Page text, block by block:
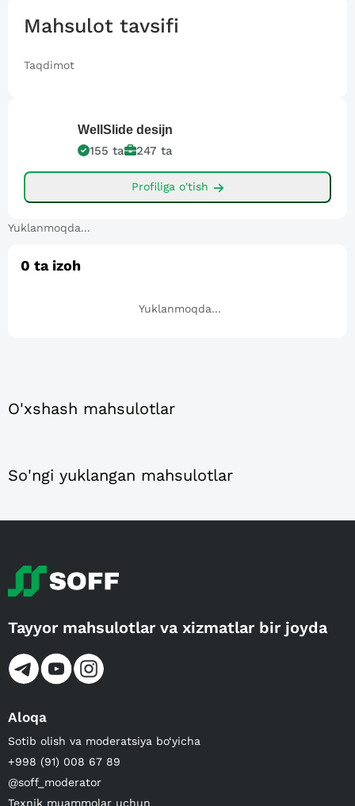
Mahsulot tavsifi
Taqdimot
WellSlide desijn
155 ta 247 ta
Profiliga o'tish
Yuklanmoqda...
0 ta izoh
Yuklanmoqda...
O'xshash mahsulotlar
So'ngi yuklangan mahsulotlar
Tayyor mahsulotlar va xizmatlar bir joyda
Aloqa
Sotib olish va moderatsiya bo‘yicha
+998 (91) 008 67 89
@soff_moderator
Texnik muammolar uchun